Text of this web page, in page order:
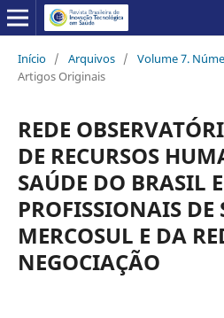
Início / Arquivos / Volume 7.
Artigos Originais
REDE
DE RECURSOS
SAÚDE DO BRASIL
PROFISSIONAIS DE
MERCOSUL E DA
NEGOCIAÇÃO